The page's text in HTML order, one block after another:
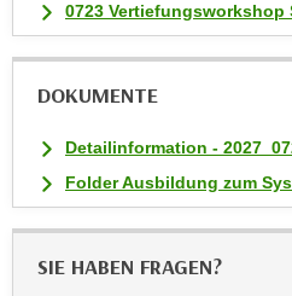
0723
DOKUMENTE
Detailinformation -
SIE HABEN FRAGEN?